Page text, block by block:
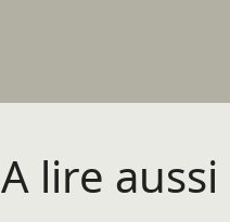
A lire aussi